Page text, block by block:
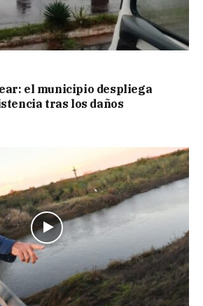
el municipio despliega
tras los daños